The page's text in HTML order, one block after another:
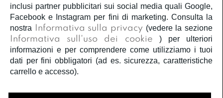
INFORMAZIONI LEGALI
inclusi partner pubblicitari sui social media quali Google,
Facebook e Instagram per fini di marketing. Consulta la
nostra
Informativa sulla privacy (vedere la sezione
Informativa sull'uso dei cookie
) per ulteriori
informazioni e per comprendere come utilizziamo i tuoi
dati per fini obbligatori (ad es. sicurezza, caratteristiche
carrello e accesso).